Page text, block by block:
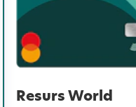
Resurs World